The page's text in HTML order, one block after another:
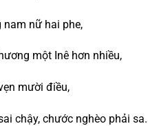
nam nữ hai phe,
một Inê hơn nhiều,
mười điều,
chậy, chước nghèo phải sa.